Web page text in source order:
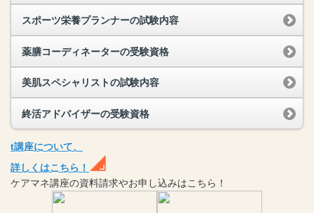
スポーツ栄養プランナーの試験内容
薬膳コーディネーターの受験資格
美肌スペシャリストの試験内容
終活アドバイザーの受験資格
t講座について、
詳しくはこちら！
ケアマネ講座の資料請求やお申し込みはこちら！